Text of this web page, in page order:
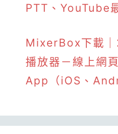
PTT、YouTube
MixerBox下載
播放器－線上網
App（iOS、